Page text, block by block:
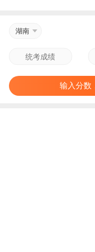
湖南
输入分数